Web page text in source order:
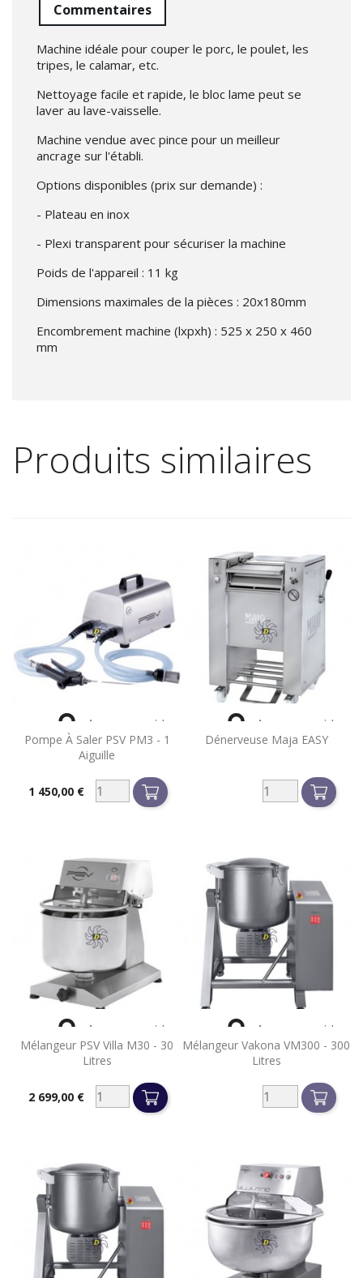
Commentaires
Machine idéale pour couper le porc, le poulet, les
tripes, le calamar, etc.
Nettoyage facile et rapide, le bloc lame peut se
laver au lave-vaisselle.
Machine vendue avec pince pour un meilleur
ancrage sur l'établi.
Options disponibles (prix sur demande) :
- Plateau en inox
- Plexi transparent pour sécuriser la machine
Poids de l'appareil : 11 kg
Dimensions maximales de la pièces : 20x180mm
Encombrement machine (lxpxh) : 525 x 250 x 460
mm
Produits similaires
Pompe À Saler PSV PM3 - 1
Aiguille
Prix1 450,00 €
 Aperçu rapide
Dénerveuse Maja EASY
 Aperçu rapide
Mélangeur PSV Villa M30 - 30
Litres
Prix2 699,00 €
 Aperçu rapide
Mélangeur Vakona VM300 - 300
Litres
 Aperçu rapide